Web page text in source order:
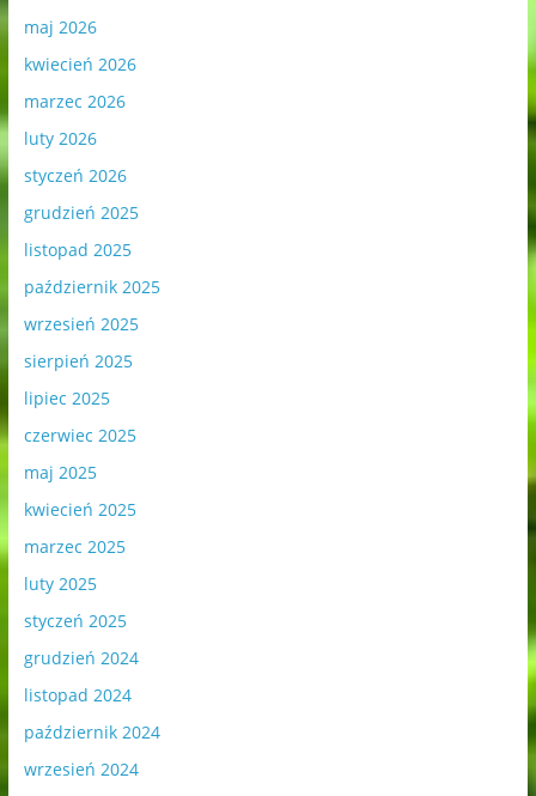
maj 2026
kwiecień 2026
marzec 2026
luty 2026
styczeń 2026
grudzień 2025
listopad 2025
październik 2025
wrzesień 2025
sierpień 2025
lipiec 2025
czerwiec 2025
maj 2025
kwiecień 2025
marzec 2025
luty 2025
styczeń 2025
grudzień 2024
listopad 2024
październik 2024
wrzesień 2024